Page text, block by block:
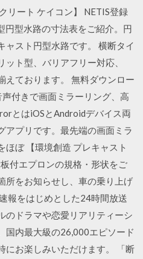
リート ケイコン】 NETIS登録
型水路の寸法表をご紹介。円
ャスト円型水路です。 横断タイ
ト型、バリアフリー対応、
えております。 無料ダウンロー
付きで画面ミラーリング、高
とはiOSとAndroidデバイス両
アプリです。最先端の画面ミラ
ほぼ 【環境創造 プレキャスト
付エプロンの規格・形状をご
所をお知らせし、車の乗り上げ
報をはじめとした24時間放送
のドラマや恋愛リアリティーシ
国内最大級の26,000エピソード
にお楽しみいただけます。 「断